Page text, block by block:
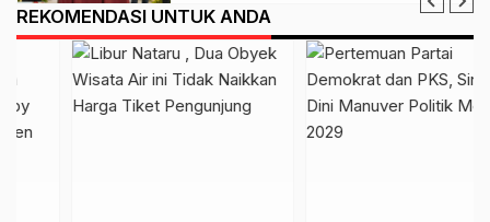
REKOMENDASI UNTUK ANDA